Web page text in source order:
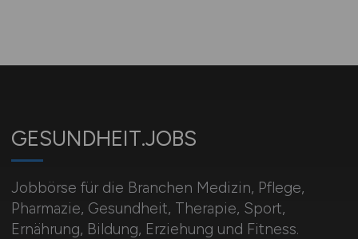
GESUNDHEIT.JOBS
Jobbörse für die Branchen Medizin, Pflege,
Pharmazie, Gesundheit, Therapie, Sport,
Ernährung, Bildung, Erziehung und Fitness.